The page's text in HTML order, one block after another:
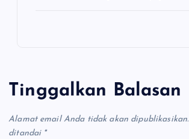
Tinggalkan Balasan
Alamat email Anda tidak akan dipublikasikan.
ditandai *